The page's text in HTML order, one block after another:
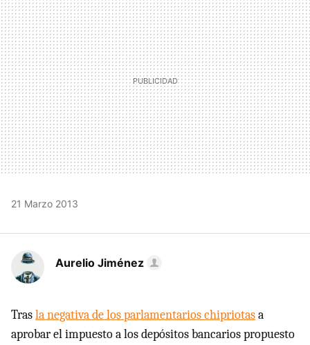
21 Marzo 2013
Aurelio Jiménez
Trasla negativa de los parlamentarios chipriotasa
aprobar el impuesto a los depósitos bancarios propuesto